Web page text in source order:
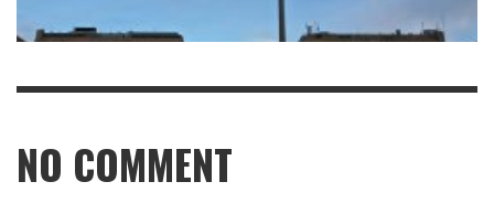
NO COMMENT